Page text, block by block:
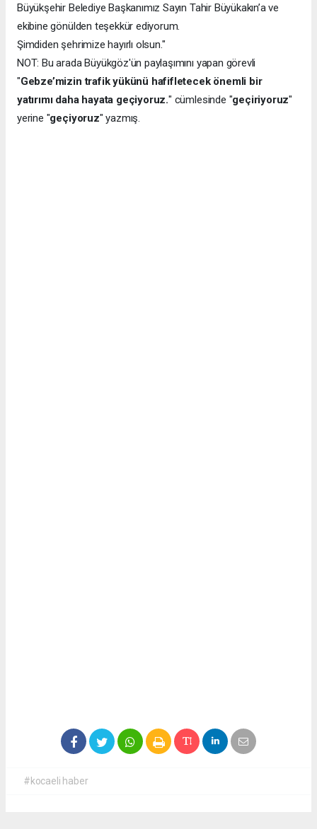
Büyükşehir Belediye Başkanımız Sayın Tahir Büyükakın’a ve
ekibine gönülden teşekkür ediyorum.
Şimdiden şehrimize hayırlı olsun."
NOT: Bu arada Büyükgöz'ün paylaşımını yapan görevli
"Gebze’mizin trafik yükünü hafifletecek önemli bir
yatırımı daha hayata geçiyoruz." cümlesinde "geçiriyoruz"
yerine "geçiyoruz" yazmış.
#kocaeli haber